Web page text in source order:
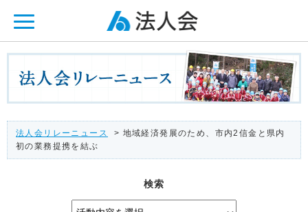
法人会リレーニュース
> 地域経済発展のため、市内2信金と県内
初の業務提携を結ぶ
検索